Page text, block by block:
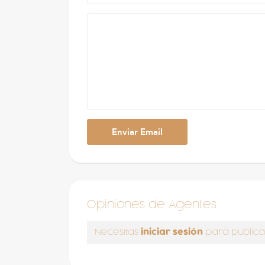
Opiniones de Agentes
Necesitas iniciar sesión para